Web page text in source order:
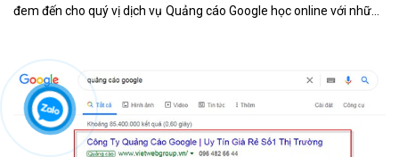
đem đến cho quý vị dịch vụ Quảng cáo Google học online với những